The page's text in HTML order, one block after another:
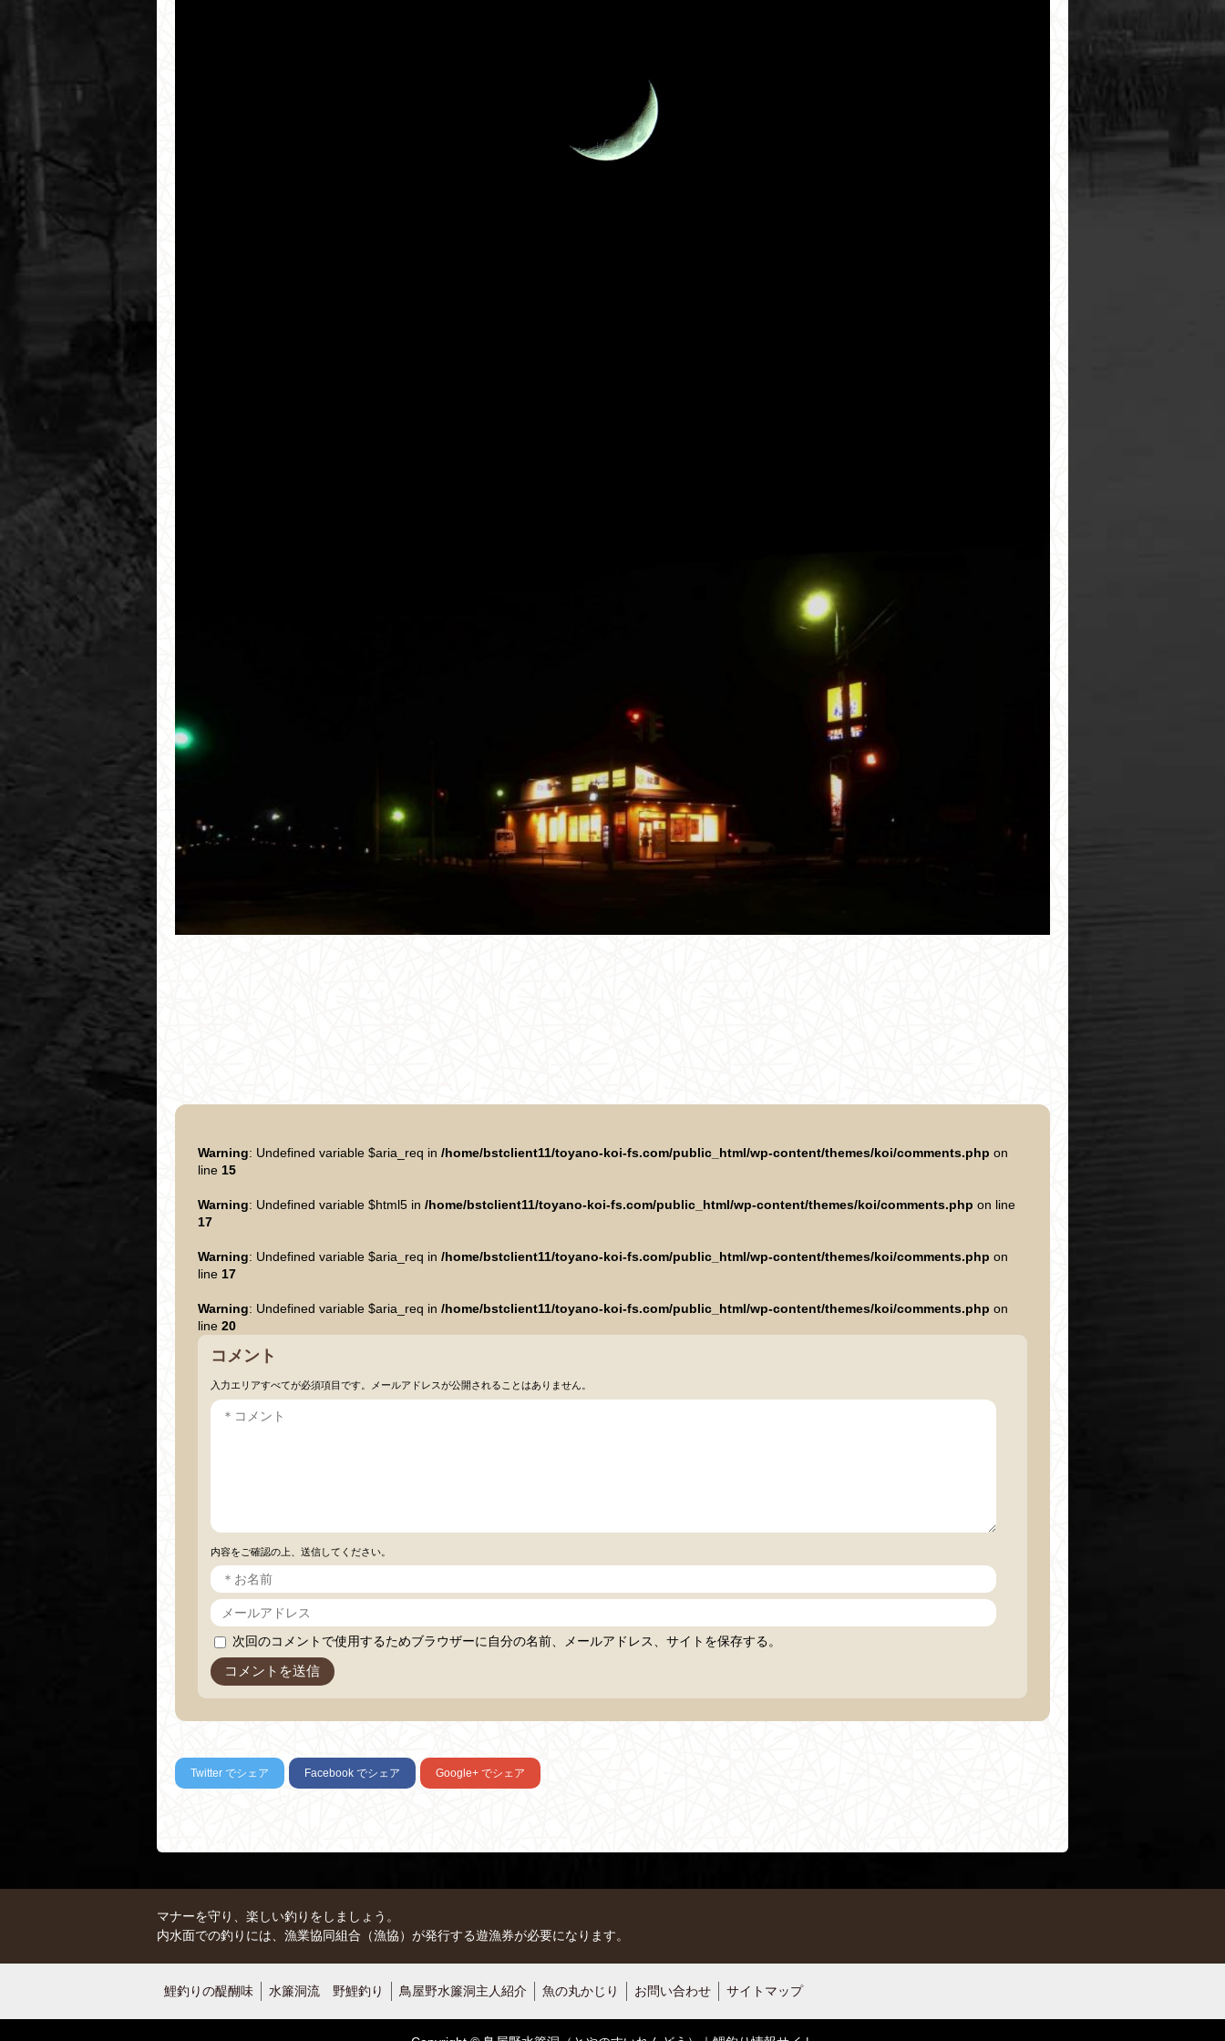
Warning: Undefined variable $aria_req in /home/bstclient11/toyano-koi-fs.com/public_html/wp-content/themes/koi/comments.php on
line 15
Warning: Undefined variable $html5 in /home/bstclient11/toyano-koi-fs.com/public_html/wp-content/themes/koi/comments.php on line
17
Warning: Undefined variable $aria_req in /home/bstclient11/toyano-koi-fs.com/public_html/wp-content/themes/koi/comments.php on
line 17
Warning: Undefined variable $aria_req in /home/bstclient11/toyano-koi-fs.com/public_html/wp-content/themes/koi/comments.php on
line 20
コメント
入力エリアすべてが必須項目です。メールアドレスが公開されることはありません。
内容をご確認の上、送信してください。
次回のコメントで使用するためブラウザーに自分の名前、メールアドレス、サイトを保存する。
Twitter でシェア Facebook でシェア Google+ でシェア
マナーを守り、楽しい釣りをしましょう。
内水面での釣りには、漁業協同組合（漁協）が発行する遊漁券が必要になります。
鯉釣りの醍醐味 水簾洞流 野鯉釣り 鳥屋野水簾洞主人紹介 魚の丸かじり お問い合わせ サイトマップ